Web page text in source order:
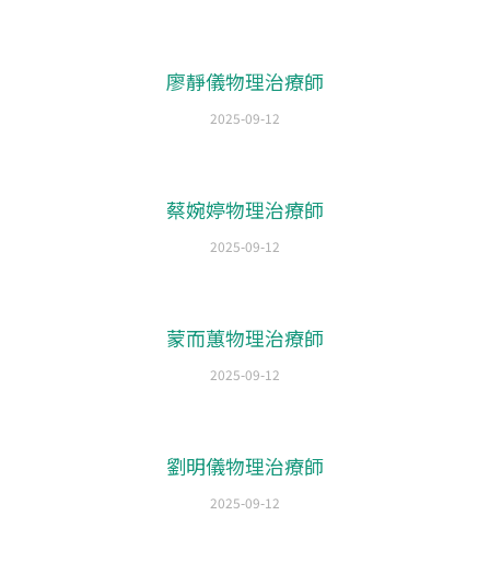
廖靜儀物理治療師
2025-09-12
蔡婉婷物理治療師
2025-09-12
蒙而蕙物理治療師
2025-09-12
劉明儀物理治療師
2025-09-12